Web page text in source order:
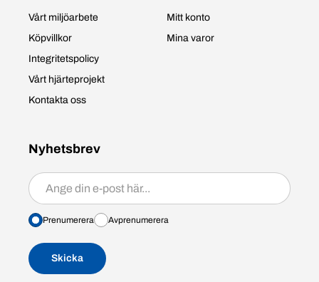
Vårt miljöarbete
Köpvillkor
Integritetspolicy
Vårt hjärteprojekt
Kontakta oss
Mitt konto
Mina varor
Nyhetsbrev
Prenumerera/avprenumerera
Prenumerera Avprenumerera
Skicka